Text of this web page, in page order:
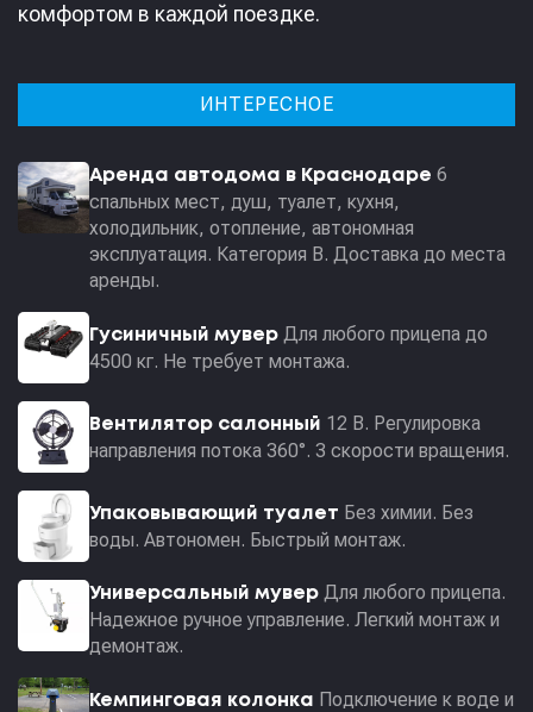
комфортом в каждой поездке.
ИНТЕРЕСНОЕ
Аренда автодома в Краснодаре 6
спальных мест, душ, туалет, кухня,
холодильник, отопление, автономная
эксплуатация. Категория В. Доставка до места
аренды.
Гусиничный мувер Для любого прицепа до
4500 кг. Не требует монтажа.
Вентилятор салонный 12 В. Регулировка
направления потока 360°. 3 скорости вращения.
Упаковывающий туалет Без химии. Без
воды. Автономен. Быстрый монтаж.
Универсальный мувер Для любого прицепа.
Надежное ручное управление. Легкий монтаж и
демонтаж.
Кемпинговая колонка Подключение к воде и